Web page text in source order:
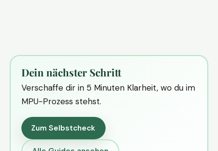
Dein nächster Schritt
Verschaffe dir in 5 Minuten Klarheit, wo du im
MPU-Prozess stehst.
Zum Selbstcheck